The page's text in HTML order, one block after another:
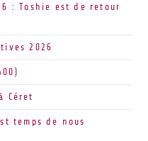
: Toshie est de retour
2026
Céret
temps de nous